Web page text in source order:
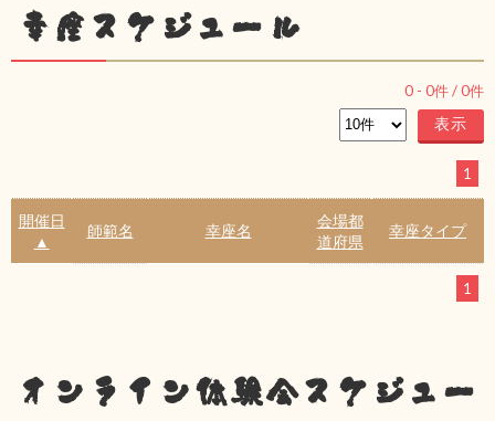
幸座スケジュール
0 - 0件 /0件
1
開催日
▲
師範名 幸座名
会場都
道府県
幸座タイプ
1
オンライン体験会スケジュー